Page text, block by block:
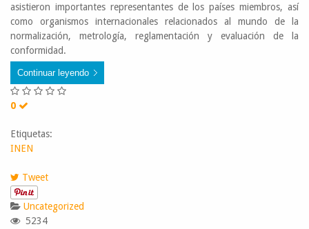
asistieron importantes representantes de los países miembros, así
como organismos internacionales relacionados al mundo de la
normalización, metrología, reglamentación y evaluación de la
conformidad.
Continuar leyendo
0
Etiquetas:
INEN
Tweet
Uncategorized
5234